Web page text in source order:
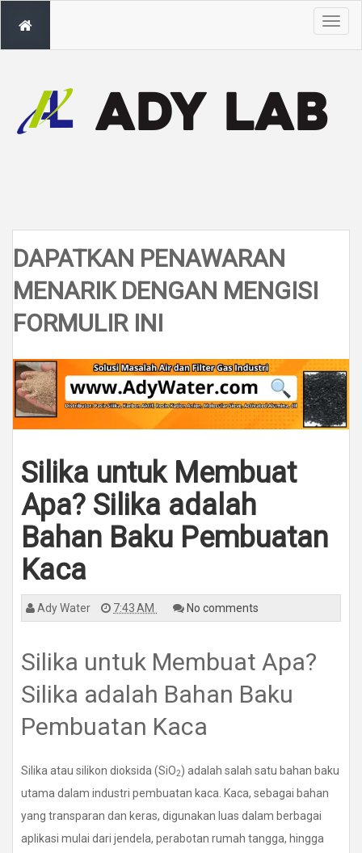
T
o
g
DAPATKAN PENAWARAN
MENARIK DENGAN MENGISI
FORMULIR INI
Silika untuk Membuat
Apa? Silika adalah
Bahan Baku Pembuatan
Kaca
Ady Water 7:43 AM No comments
Silika untuk Membuat Apa?
Silika adalah Bahan Baku
Pembuatan Kaca
Silika atau silikon dioksida (SiO2) adalah salah satu bahan baku
utama dalam industri pembuatan kaca. Kaca, sebagai bahan
yang transparan dan keras, digunakan luas dalam berbagai
aplikasi mulai dari jendela, perabotan rumah tangga, hingga